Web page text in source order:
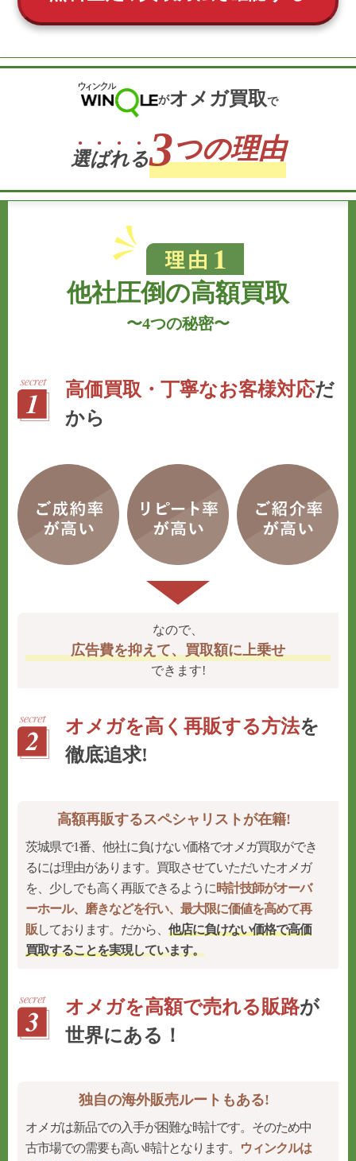
がオメガ買取で
選ばれる3つの理由
他社圧倒の高額買取
〜4つの秘密〜
高価買取・丁寧なお客様対応だ
から
なので、
広告費を抑えて、買取額に上乗せ
できます!
オメガを高く再販する方法を
徹底追求!
高額再販するスペシャリストが在籍!
茨城県で1番、他社に負けない価格でオメガ買取ができ
るには理由があります。買取させていただいたオメガ
を、少しでも高く再販できるように時計技師がオーバ
ーホール、磨きなどを行い、最大限に価値を高めて再
販しております。だから、他店に負けない価格で高価
買取することを実現しています。
オメガを高額で売れる販路が
世界にある！
独自の海外販売ルートもある!
オメガは新品での入手が困難な時計です。そのため中
古市場での需要も高い時計となります。 ウィンクルは